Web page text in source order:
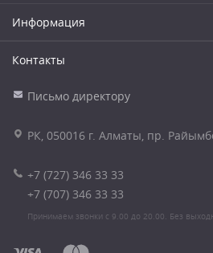
Информация
Контакты
Письмо директору
РК, 050016 г. Алматы, пр.
+7 (727) 346 33 33
+7 (707) 346 33 33
Принимаем звонки с 9.00 до 20.00. Без